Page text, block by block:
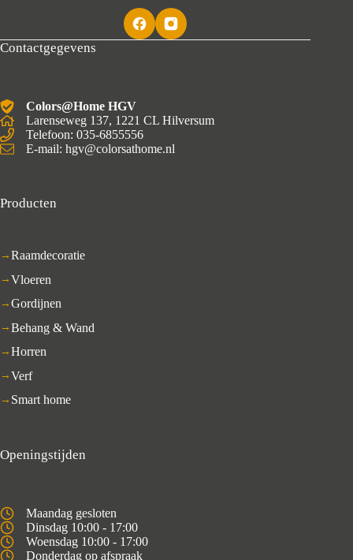
Contactgegevens
Colors@Home HGV
Larenseweg 137, 1221 CL Hilversum
Telefoon: 035-6855556
E-mail: hgv@colorsathome.nl
Producten
Raamdecoratie
Vloeren
Gordijnen
Behang & Wand
Horren
Verf
Smart home
Openingstijden
Maandag gesloten
Dinsdag 10:00 - 17:00
Woensdag 10:00 - 17:00
Donderdag op afspraak